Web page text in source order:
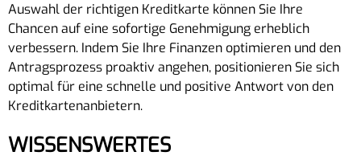
Auswahl der richtigen Kreditkarte können Sie Ihre
Chancen auf eine sofortige Genehmigung erheblich
verbessern. Indem Sie Ihre Finanzen optimieren und den
Antragsprozess proaktiv angehen, positionieren Sie sich
optimal für eine schnelle und positive Antwort von den
Kreditkartenanbietern.
WISSENSWERTES